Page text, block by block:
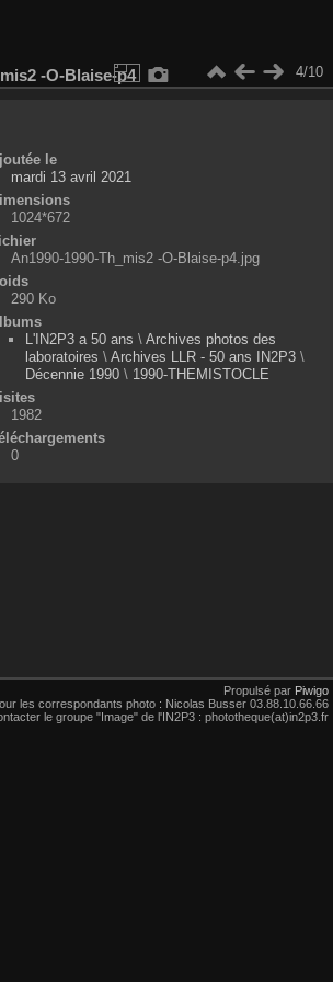
-O-Blaise-p4 4/10
le
mardi 13 avril 2021
1024*672
An1990-1990-Th_mis2 -O-Blaise-p4.jpg
290 Ko
L'IN2P3 a 50 ans \ Archives photos des
laboratoires \ Archives LLR - 50 ans IN2P3\
Décennie 1990\ 1990-THEMISTOCLE
1982
0
Propulsé par Piwigo
les correspondants photo : Nicolas Busser 03.88.10.66.66
le groupe "Image" de l'IN2P3 : phototheque(at)in2p3.fr